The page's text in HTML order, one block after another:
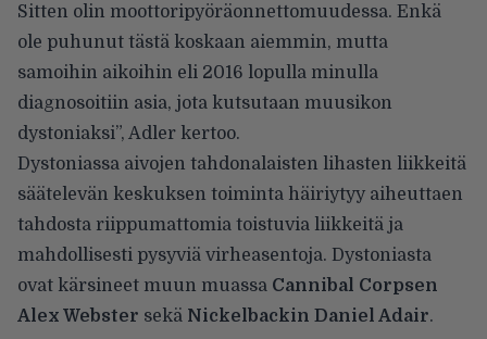
Sitten olin moottoripyöräonnettomuudessa. Enkä
ole puhunut tästä koskaan aiemmin, mutta
samoihin aikoihin eli 2016 lopulla minulla
diagnosoitiin asia, jota kutsutaan muusikon
dystoniaksi”, Adler kertoo.
Dystoniassa aivojen tahdonalaisten lihasten liikkeitä
säätelevän keskuksen toiminta häiriytyy aiheuttaen
tahdosta riippumattomia toistuvia liikkeitä ja
mahdollisesti pysyviä virheasentoja. Dystoniasta
ovat kärsineet muun muassa Cannibal Corpsen
Alex Webster sekä Nickelbackin Daniel Adair.